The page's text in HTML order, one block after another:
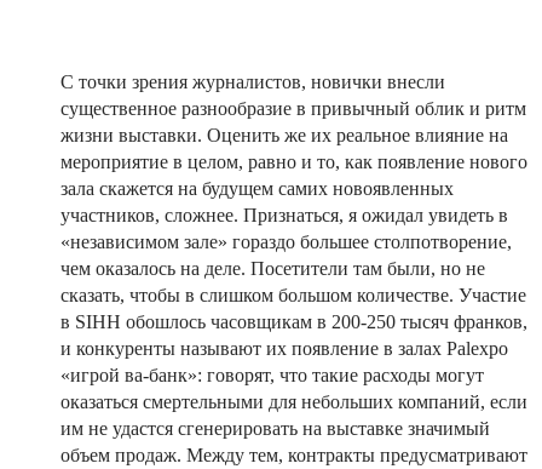
С точки зрения журналистов, новички внесли
существенное разнообразие в привычный облик и ритм
жизни выставки. Оценить же их реальное влияние на
мероприятие в целом, равно и то, как появление нового
зала скажется на будущем самих новоявленных
участников, сложнее. Признаться, я ожидал увидеть в
«независимом зале» гораздо большее столпотворение,
чем оказалось на деле. Посетители там были, но не
сказать, чтобы в слишком большом количестве. Участие
в SIHH обошлось часовщикам в 200-250 тысяч франков,
и конкуренты называют их появление в залах Palexpo
«игрой ва-банк»: говорят, что такие расходы могут
оказаться смертельными для небольших компаний, если
им не удастся сгенерировать на выставке значимый
объем продаж. Между тем, контракты предусматривают